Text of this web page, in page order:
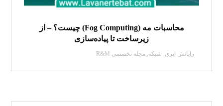
محاسبات مه (Fog Computing) چیست؟ – از
زیرساخت تا پیاده‌سازی
رایانش ابری, شبکه,مجله تخصصی R&M